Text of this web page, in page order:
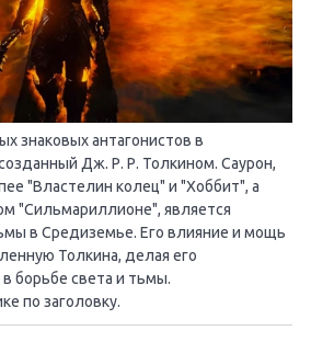
знаковых антагонистов в
Дж. Р. Р. Толкином. Саурон,
"Властелин колец" и "Хоббит", а
"Сильмариллионе", является
в Средиземье. Его влияние и мощь
Толкина, делая его
борьбе света и тьмы.
по заголовку.